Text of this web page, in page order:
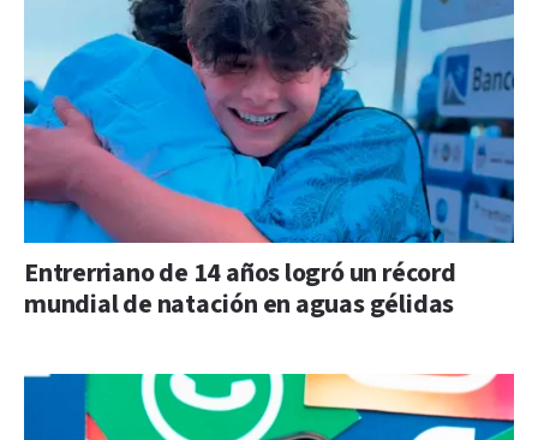
Entrerriano de 14 años logró un récord
mundial de natación en aguas gélidas